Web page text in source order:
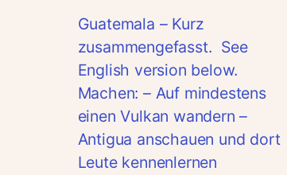
Guatemala – Kurz
zusammengefasst. See
English version below.
Machen: – Auf mindestens
einen Vulkan wandern –
Antigua anschauen und dort
Leute kennenlernen